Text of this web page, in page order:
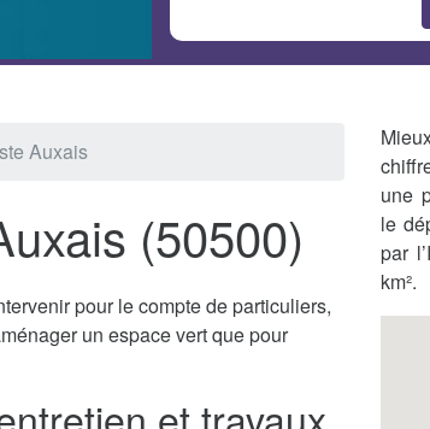
Auxais
(50500)
pour le compte de particuliers,
un espace vert que pour
une
le
par
km².